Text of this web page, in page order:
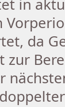
in
da
zur